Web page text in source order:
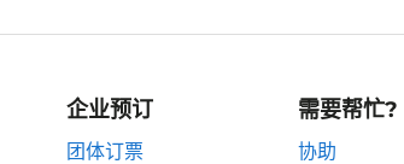
企业预订
团体订票
需要帮忙?
协助